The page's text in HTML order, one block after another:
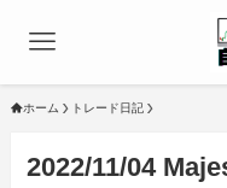
ホーム トレード日記
2022/11/04